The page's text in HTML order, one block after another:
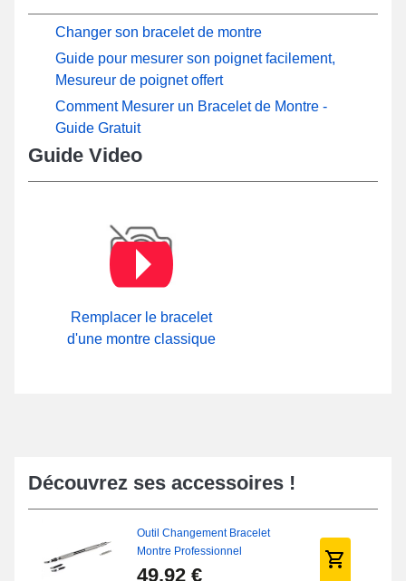
Changer son bracelet de montre
Guide pour mesurer son poignet facilement,
Mesureur de poignet offert
Comment Mesurer un Bracelet de Montre -
Guide Gratuit
Guide Video
Remplacer le bracelet
d'une montre classique
Découvrez ses accessoires !
Outil Changement Bracelet
Montre Professionnel
49,92 €